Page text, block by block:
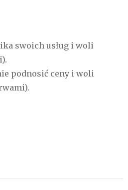
swoich usług i woli
podnosić ceny i woli